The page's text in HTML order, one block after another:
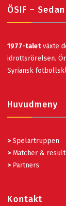
ÖSIF –
1977-taletväxte
idrottsrörelsen.
Syriansk
Huvudmeny
> Spelartruppen
> Matcher &
> Partners
Kontakt